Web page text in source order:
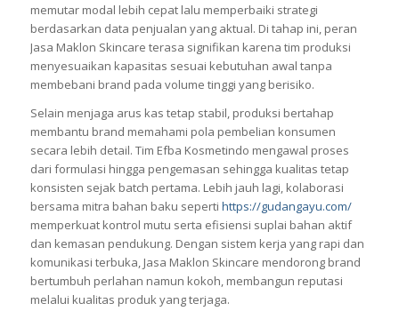
memutar modal lebih cepat lalu memperbaiki strategi
berdasarkan data penjualan yang aktual. Di tahap ini, peran
Jasa Maklon Skincare terasa signifikan karena tim produksi
menyesuaikan kapasitas sesuai kebutuhan awal tanpa
membebani brand pada volume tinggi yang berisiko.
Selain menjaga arus kas tetap stabil, produksi bertahap
membantu brand memahami pola pembelian konsumen
secara lebih detail. Tim Efba Kosmetindo mengawal proses
dari formulasi hingga pengemasan sehingga kualitas tetap
konsisten sejak batch pertama. Lebih jauh lagi, kolaborasi
bersama mitra bahan baku seperti https://gudangayu.com/
memperkuat kontrol mutu serta efisiensi suplai bahan aktif
dan kemasan pendukung. Dengan sistem kerja yang rapi dan
komunikasi terbuka, Jasa Maklon Skincare mendorong brand
bertumbuh perlahan namun kokoh, membangun reputasi
melalui kualitas produk yang terjaga.